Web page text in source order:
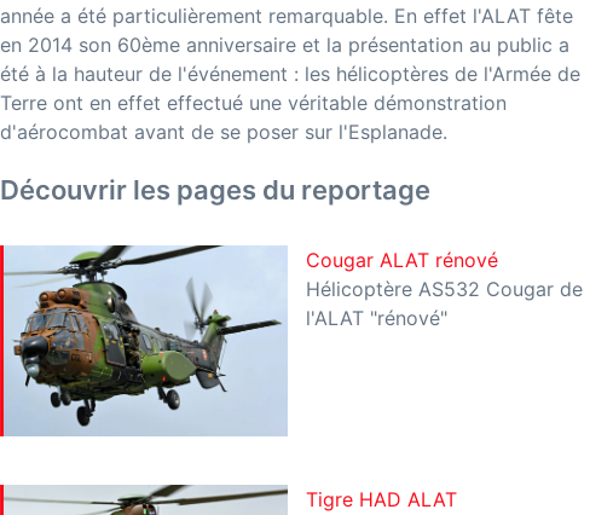
année a été particulièrement remarquable. En effet l'ALAT fête
en 2014 son 60ème anniversaire et la présentation au public a
été à la hauteur de l'événement : les hélicoptères de l'Armée de
Terre ont en effet effectué une véritable démonstration
d'aérocombat avant de se poser sur l'Esplanade.
Découvrir les pages du reportage
Cougar ALAT rénové
Hélicoptère AS532 Cougar de
l'ALAT "rénové"
Tigre HAD ALAT